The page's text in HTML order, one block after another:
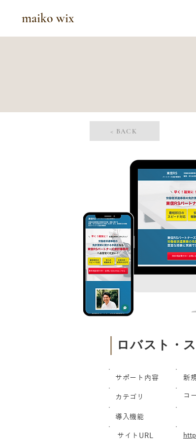
maiko wix
< BACK
ロバスト・
サポート内容 新
カテゴリ
導入機能
サイトURL
コ